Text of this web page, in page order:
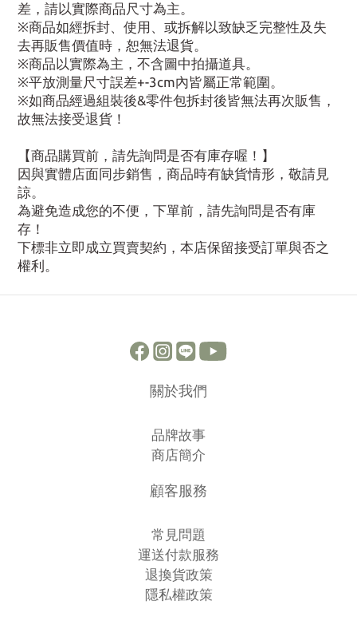
差，請以實際商品尺寸為主。
※商品如經拆封、使用、或拆解以致缺乏完整性及失
去再販售價值時，恕無法退貨。
※商品以實際為主，不含圖中拍攝道具。
※平放測量尺寸誤差+-3cm內皆屬正常範圍。
※如商品經過組裝後&零件包拆封後皆無法再次販售，
故無法接受退貨！
【商品購買前，請先詢問是否有庫存喔！】
因與實體店面同步銷售，商品時有缺貨情形，敬請見
諒。
為避免造成您的不便，下單前，請先詢問是否有庫
存！
下標非立即成立買賣契約，本店保留接受訂單與否之
權利。
關於我們
品牌故事
商店簡介
顧客服務
常見問題
運送付款服務
退換貨政策
隱私權政策